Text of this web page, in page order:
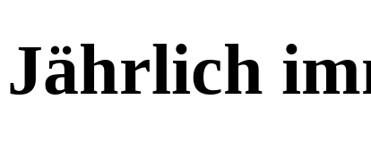
Jährlich